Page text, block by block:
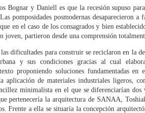
Bognar y Daniell es que la recesión supuso
pomposidades posmodernas desaparecieron
en el caso de los consagrados y bien
joven, partieron desde una comprensión
dificultades para construir se reciclaron en la
y sus condiciones gracias al cual
proponiendo soluciones fundamentadas
aplicación de materiales industriales ligeros,
minimalista en el que se diferenciarían
pertenecería la arquitectura de SANAA,
Frente a ella se situaría la concepción
Massad
premisa «la austeridad como concepto ético y
Galiano presenta la exposición The
de Spain, mon amour (la muestra que
sala el pasado año) y que debe su título a The
dedicada a Marina Abramović
años.
ENTREVISTA A SOLANO BENÍTEZ.
PENÚLTIMO CARISMÁTICO